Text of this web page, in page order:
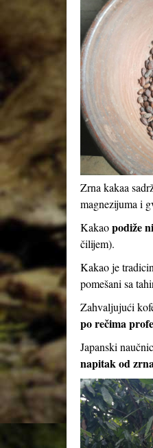
Zrna kakaa
magnezijuma i
Kakaopodiže
čilijem).
Kakao je
pomešani sa
Zahvaljujući
po rečima
Japanski
napitak od